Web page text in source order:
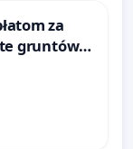
za
gruntów